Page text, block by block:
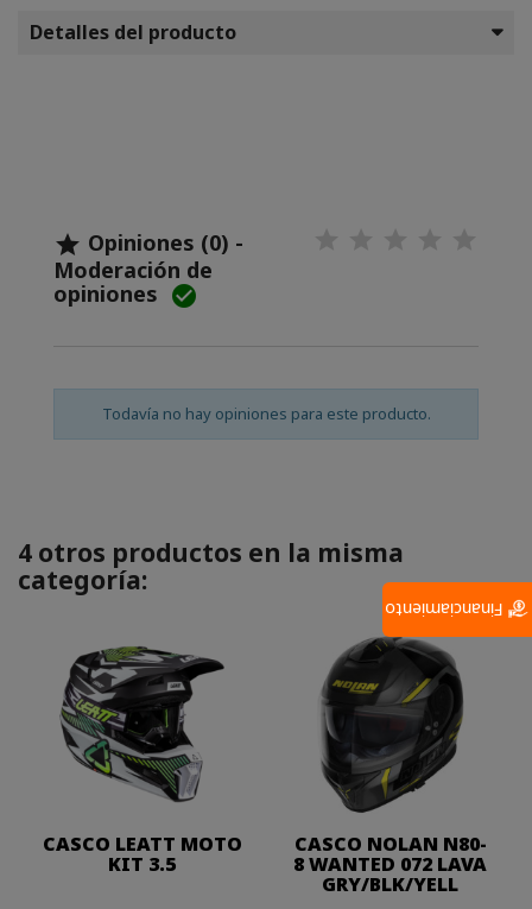
Detalles del producto
 Opiniones (0) -
Moderación de
opiniones 
Todavía no hay opiniones para este producto.
4 otros productos en la misma
categoría:
CASCO LEATT MOTO
KIT 3.5
CASCO NOLAN N80-
8 WANTED 072 LAVA
GRY/BLK/YELL
Financiamiento